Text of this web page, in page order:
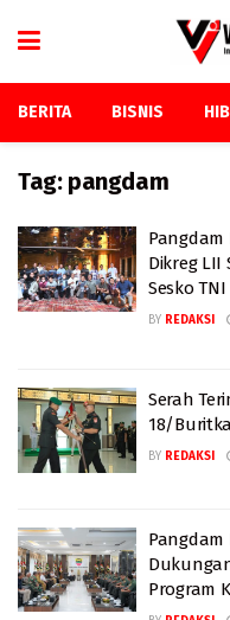
BERITA BISNIS
Tag: pangdam
Pangdam
Dikreg LII
Sesko TNI
BY REDAKSI
Serah
18/
BY REDAKSI
Program